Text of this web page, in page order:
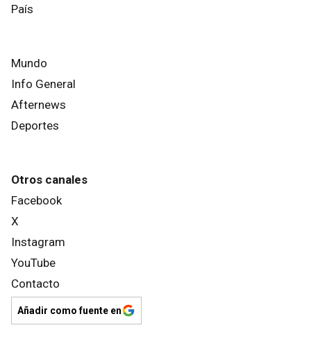
País
Mundo
Info General
Afternews
Deportes
Otros canales
Facebook
X
Instagram
YouTube
Contacto
Añadir como fuente en